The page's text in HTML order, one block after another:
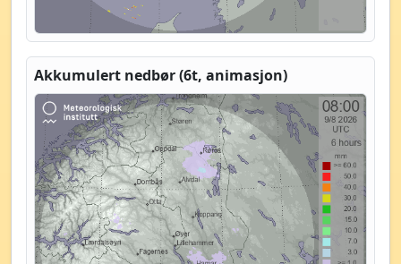
Akkumulert nedbør (6t, animasjon)